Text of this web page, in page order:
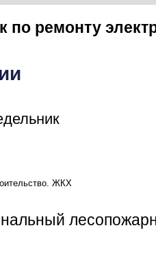
по ремонту
ЖКХ